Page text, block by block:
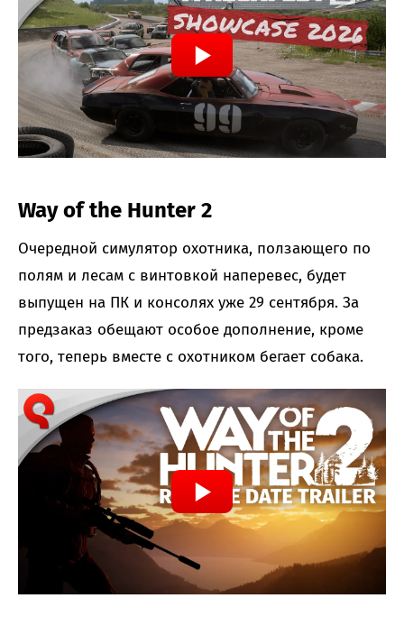
Way of the Hunter 2
Очередной симулятор охотника, ползающего по
полям и лесам с винтовкой наперевес, будет
выпущен на ПК и консолях уже 29 сентября. За
предзаказ обещают особое дополнение, кроме
того, теперь вместе с охотником бегает собака.